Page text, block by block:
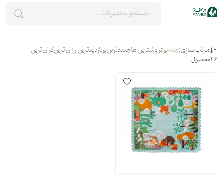
مرتب سازی:همهپرفروشترین هاجدیدترینپربازدیدترینارزان ترینگران ترین
26محصول